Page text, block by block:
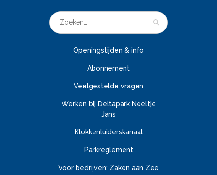
Openingstijden & info
Abonnement
Veelgestelde vragen
Werken bij Deltapark Neeltje
Jans
Klokkenluiderskanaal
Parkreglement
Voor bedrijven: Zaken aan Zee